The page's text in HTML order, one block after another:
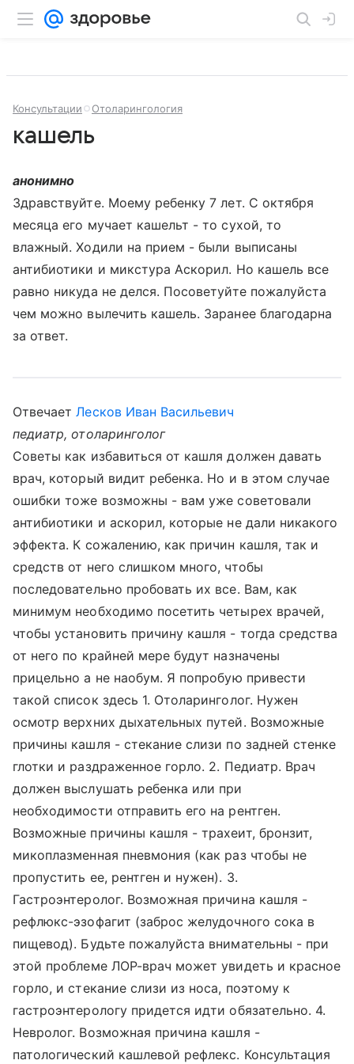
Консультации Отоларингология
кашель
анонимно
Здравствуйте. Моему ребенку 7 лет. С октября
месяца его мучает кашельт - то сухой, то
влажный. Ходили на прием - были выписаны
антибиотики и микстура Аскорил. Но кашель все
равно никуда не делся. Посоветуйте пожалуйста
чем можно вылечить кашель. Заранее благодарна
за ответ.
ОтвечаетЛесков Иван Васильевич
педиатр, отоларинголог
Советы как избавиться от кашля должен давать
врач, который видит ребенка. Но и в этом случае
ошибки тоже возможны - вам уже советовали
антибиотики и аскорил, которые не дали никакого
эффекта. К сожалению, как причин кашля, так и
средств от него слишком много, чтобы
последовательно пробовать их все. Вам, как
минимум необходимо посетить четырех врачей,
чтобы установить причину кашля - тогда средства
от него по крайней мере будут назначены
прицельно а не наобум. Я попробую привести
такой список здесь 1. Отоларинголог. Нужен
осмотр верхних дыхательных путей. Возможные
причины кашля - стекание слизи по задней стенке
глотки и раздраженное горло. 2. Педиатр. Врач
должен выслушать ребенка или при
необходимости отправить его на рентген.
Возможные причины кашля - трахеит, бронзит,
микоплазменная пневмония (как раз чтобы не
пропустить ее, рентген и нужен). 3.
Гастроэнтеролог. Возможная причина кашля -
рефлюкс-эзофагит (заброс желудочного сока в
пищевод). Будьте пожалуйста внимательны - при
этой проблеме ЛОР-врач может увидеть и красное
горло, и стекание слизи из носа, поэтому к
гастроэнтерологу придется идти обязательно. 4.
Невролог. Возможная причина кашля -
патологический кашлевой рефлекс. Консультация